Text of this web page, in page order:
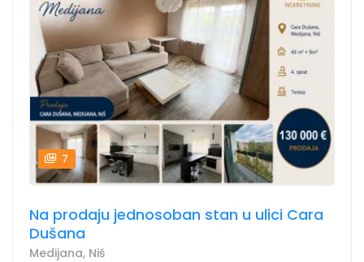
7
Na prodaju jednosoban stan u ulici Cara
Dušana
Medijana, Niš